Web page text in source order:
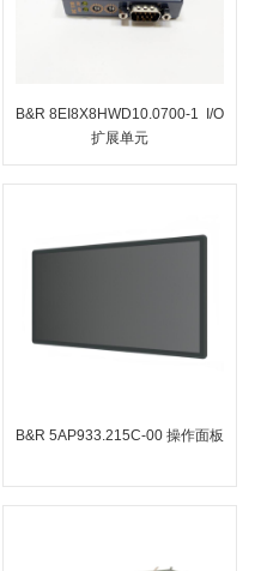
B&R 8EI8X8HWD10.0700-1 I/O
扩展单元
B&R 5AP933.215C-00 操作面板